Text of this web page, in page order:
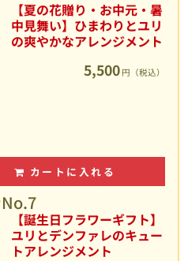
【夏の花贈り・お中元・暑
中見舞い】ひまわりとユリ
の爽やかなアレンジメント
5,500 円（税込）
カートに入れる
No.7
【誕生日フラワーギフト】
ユリとデンファレのキュー
トアレンジメント